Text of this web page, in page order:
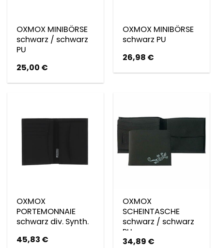
OXMOX MINIBÖRSE
schwarz / schwarz
PU
25,00 €
OXMOX MINIBÖRSE
schwarz PU
26,98 €
OXMOX
PORTEMONNAIE
schwarz div. Synth.
45,83 €
OXMOX
SCHEINTASCHE
schwarz / schwarz
PU
34,89 €